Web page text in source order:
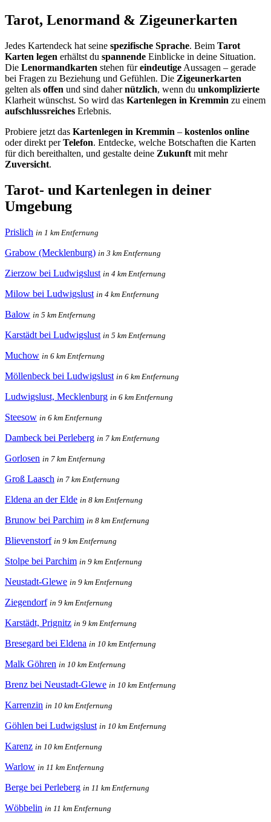
Tarot, Lenormand & Zigeunerkarten
Jedes Kartendeck hat seine spezifische Sprache. Beim Tarot
Karten legen erhältst du spannende Einblicke in deine Situation.
Die Lenormandkarten stehen füreindeutige Aussagen – gerade
bei Fragen zu Beziehung und Gefühlen. Die Zigeunerkarten
gelten als offen und sind dahernützlich, wenn du unkomplizierte
Klarheit wünschst. So wird das Kartenlegen in Kremmin zu einem
aufschlussreiches Erlebnis.
Probiere jetzt das Kartenlegen in Kremmin – kostenlos online
oder direkt perTelefon. Entdecke, welche Botschaften die Karten
für dich bereithalten, und gestalte deine Zukunft mit mehr
Zuversicht.
Tarot- und Kartenlegen in deiner
Umgebung
Prislich in 1 km Entfernung
Grabow (Mecklenburg) in 3 km Entfernung
Zierzow bei Ludwigslust in 4 km Entfernung
Milow bei Ludwigslust in 4 km Entfernung
Balow in 5 km Entfernung
Karstädt bei Ludwigslust in 5 km Entfernung
Muchow in 6 km Entfernung
Möllenbeck bei Ludwigslust in 6 km Entfernung
Ludwigslust, Mecklenburg in 6 km Entfernung
Steesow in 6 km Entfernung
Dambeck bei Perleberg in 7 km Entfernung
Gorlosen in 7 km Entfernung
Groß Laasch in 7 km Entfernung
Eldena an der Elde in 8 km Entfernung
Brunow bei Parchim in 8 km Entfernung
Blievenstorf in 9 km Entfernung
Stolpe bei Parchim in 9 km Entfernung
Neustadt-Glewe in 9 km Entfernung
Ziegendorf in 9 km Entfernung
Karstädt, Prignitz in 9 km Entfernung
Bresegard bei Eldena in 10 km Entfernung
Malk Göhren in 10 km Entfernung
Brenz bei Neustadt-Glewe in 10 km Entfernung
Karrenzin in 10 km Entfernung
Göhlen bei Ludwigslust in 10 km Entfernung
Karenz in 10 km Entfernung
Warlow in 11 km Entfernung
Berge bei Perleberg in 11 km Entfernung
Wöbbelin in 11 km Entfernung